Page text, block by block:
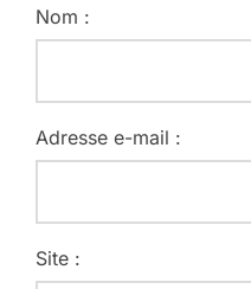
Nom :
Adresse e-mail :
Site :